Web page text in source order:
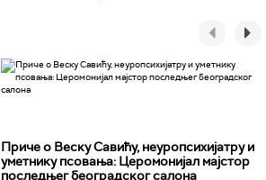
Приче о Веску Савићу, неуропсихијатру и
уметнику псовања: Церомонијал мајстор
последњег београдског салона